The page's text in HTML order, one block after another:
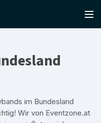
im Bundesland
Wir von Eventzone.at